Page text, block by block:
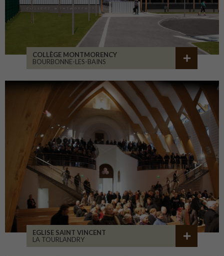
COLLÈGE MONTMORENCY
BOURBONNE-LES-BAINS
EGLISE SAINT VINCENT
LA TOURLANDRY